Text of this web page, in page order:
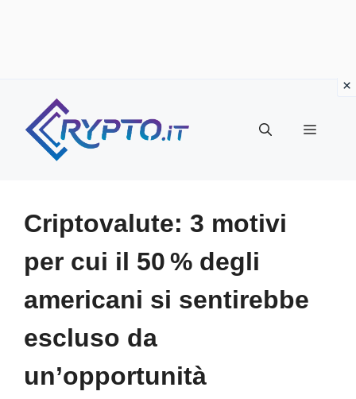
contenuto
Menu
Criptovalute: 3 motivi
per cui il 50 % degli
americani si sentirebbe
escluso da
un’opportunità